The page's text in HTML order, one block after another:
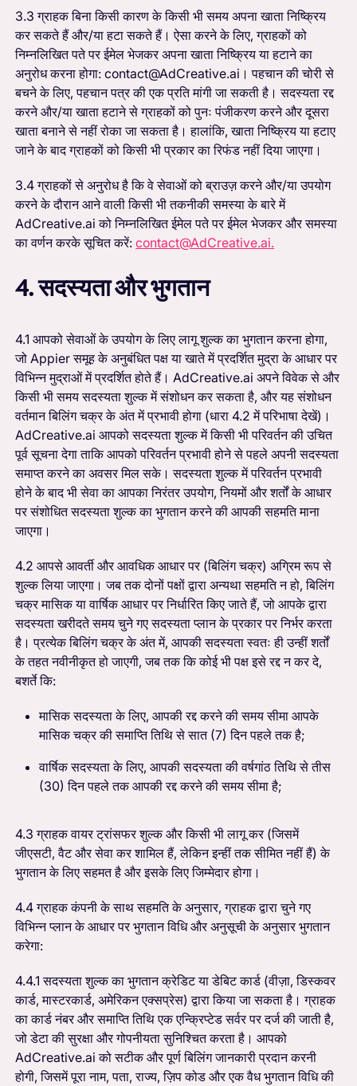
3.3 ग्राहक बिना किसी कारण के किसी भी समय अपना खाता निष्क्रिय
कर सकते हैं और/या हटा सकते हैं। ऐसा करने के लिए, ग्राहकों को
निम्नलिखित पते पर ईमेल भेजकर अपना खाता निष्क्रिय या हटाने का
अनुरोध करना होगा: contact@AdCreative.ai। पहचान की चोरी से
बचने के लिए, पहचान पत्र की एक प्रति मांगी जा सकती है। सदस्यता रद्द
करने और/या खाता हटाने से ग्राहकों को पुनः पंजीकरण करने और दूसरा
खाता बनाने से नहीं रोका जा सकता है। हालांकि, खाता निष्क्रिय या हटाए
जाने के बाद ग्राहकों को किसी भी प्रकार का रिफंड नहीं दिया जाएगा।
3.4 ग्राहकों से अनुरोध है कि वे सेवाओं को ब्राउज़ करने और/या उपयोग
करने के दौरान आने वाली किसी भी तकनीकी समस्या के बारे में
AdCreative.ai को निम्नलिखित ईमेल पते पर ईमेल भेजकर और समस्या
का वर्णन करके सूचित करें:contact@AdCreative.ai.
4. सदस्यता और भुगतान
4.1 आपको सेवाओं के उपयोग के लिए लागू शुल्क का भुगतान करना होगा,
जो Appier समूह के अनुबंधित पक्ष या खाते में प्रदर्शित मुद्रा के आधार पर
विभिन्न मुद्राओं में प्रदर्शित होते हैं। AdCreative.ai अपने विवेक से और
किसी भी समय सदस्यता शुल्क में संशोधन कर सकता है, और यह संशोधन
वर्तमान बिलिंग चक्र के अंत में प्रभावी होगा (धारा 4.2 में परिभाषा देखें)।
AdCreative.ai आपको सदस्यता शुल्क में किसी भी परिवर्तन की उचित
पूर्व सूचना देगा ताकि आपको परिवर्तन प्रभावी होने से पहले अपनी सदस्यता
समाप्त करने का अवसर मिल सके। सदस्यता शुल्क में परिवर्तन प्रभावी
होने के बाद भी सेवा का आपका निरंतर उपयोग, नियमों और शर्तों के आधार
पर संशोधित सदस्यता शुल्क का भुगतान करने की आपकी सहमति माना
जाएगा।
4.2 आपसे आवर्ती और आवधिक आधार पर (बिलिंग चक्र) अग्रिम रूप से
शुल्क लिया जाएगा। जब तक दोनों पक्षों द्वारा अन्यथा सहमति न हो, बिलिंग
चक्र मासिक या वार्षिक आधार पर निर्धारित किए जाते हैं, जो आपके द्वारा
सदस्यता खरीदते समय चुने गए सदस्यता प्लान के प्रकार पर निर्भर करता
है। प्रत्येक बिलिंग चक्र के अंत में, आपकी सदस्यता स्वतः ही उन्हीं शर्तों
के तहत नवीनीकृत हो जाएगी, जब तक कि कोई भी पक्ष इसे रद्द न कर दे,
बशर्ते कि:
मासिक सदस्यता के लिए, आपकी रद्द करने की समय सीमा आपके
मासिक चक्र की समाप्ति तिथि से सात (7) दिन पहले तक है;
वार्षिक सदस्यता के लिए, आपकी सदस्यता की वर्षगांठ तिथि से तीस
(30) दिन पहले तक आपकी रद्द करने की समय सीमा है;
4.3 ग्राहक वायर ट्रांसफर शुल्क और किसी भी लागू कर (जिसमें
जीएसटी, वैट और सेवा कर शामिल हैं, लेकिन इन्हीं तक सीमित नहीं हैं) के
भुगतान के लिए सहमत है और इसके लिए जिम्मेदार होगा।
4.4 ग्राहक कंपनी के साथ सहमति के अनुसार, ग्राहक द्वारा चुने गए
विभिन्न प्लान के आधार पर भुगतान विधि और अनुसूची के अनुसार भुगतान
करेगा:
4.4.1 सदस्यता शुल्क का भुगतान क्रेडिट या डेबिट कार्ड (वीज़ा, डिस्कवर
कार्ड, मास्टरकार्ड, अमेरिकन एक्सप्रेस) द्वारा किया जा सकता है। ग्राहक
का कार्ड नंबर और समाप्ति तिथि एक एन्क्रिप्टेड सर्वर पर दर्ज की जाती है,
जो डेटा की सुरक्षा और गोपनीयता सुनिश्चित करता है। आपको
AdCreative.ai को सटीक और पूर्ण बिलिंग जानकारी प्रदान करनी
होगी, जिसमें पूरा नाम, पता, राज्य, ज़िप कोड और एक वैध भुगतान विधि की